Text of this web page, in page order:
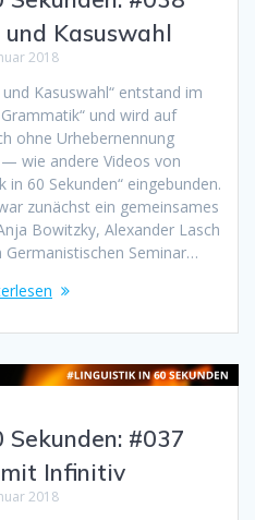
Kasuswahl
2018
Kasuswahl“ entstand im
und wird auf
ohne Urhebernennung
wie andere Videos von
60 Sekunden“ eingebunden.
zunächst ein gemeinsames
Bowitzky, Alexander Lasch
Seminar…
#037
mit Infinitiv
2018